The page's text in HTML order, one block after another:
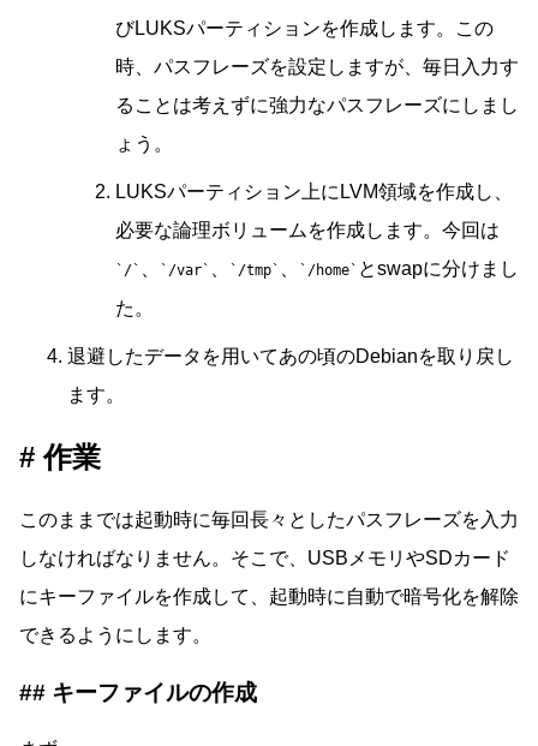
びLUKSパーティションを作成します。この
時、パスフレーズを設定しますが、毎日入力す
ることは考えずに強力なパスフレーズにしまし
ょう。
LUKSパーティション上にLVM領域を作成し、
必要な論理ボリュームを作成します。今回は
/ /var /tmp /home
とswapに分けまし
た。
退避したデータを用いてあの頃のDebianを取り戻し
ます。
作業
このままでは起動時に毎回長々としたパスフレーズを入力
しなければなりません。そこで、USBメモリやSDカード
にキーファイルを作成して、起動時に自動で暗号化を解除
できるようにします。
キーファイルの作成